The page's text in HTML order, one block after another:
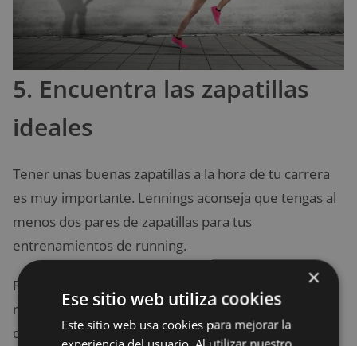
5. Encuentra las zapatillas
ideales
Tener unas buenas zapatillas a la hora de tu carrera
es muy importante. Lennings aconseja que tengas al
menos dos pares de zapatillas para tus
entrenamientos de running.
Para que adquieras las
recomendamos que visites una tienda especializada
que pueda evaluar tu tipo de pie, forma y pisada,
×
Ese sitio web utiliza cookies
Este sitio web usa cookies para mejorar la